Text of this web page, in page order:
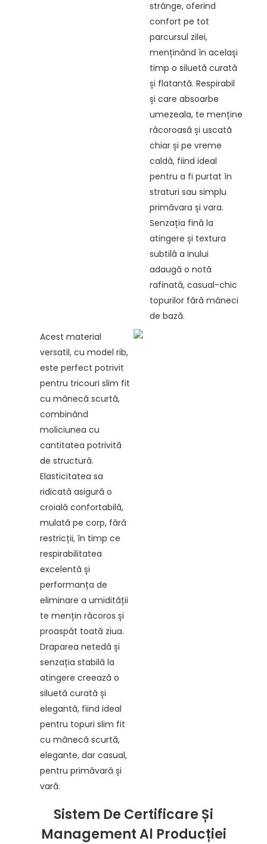
strânge, oferind
confort pe tot
parcursul zilei,
menținând în același
timp o siluetă curată
și flatantă. Respirabil
și care absoarbe
umezeala, te menține
răcoroasă și uscată
chiar și pe vreme
caldă, fiind ideal
pentru a fi purtat în
straturi sau simplu
primăvara și vara.
Senzația fină la
atingere și textura
subtilă a inului
adaugă o notă
rafinată, casual-chic
topurilor fără mâneci
de bază.
Acest material
versatil, cu model rib,
este perfect potrivit
pentru tricouri slim fit
cu mânecă scurtă,
combinând
moliciunea cu
cantitatea potrivită
de structură.
Elasticitatea sa
ridicată asigură o
croială confortabilă,
mulată pe corp, fără
restricții, în timp ce
respirabilitatea
excelentă și
performanța de
eliminare a umidității
te mențin răcoros și
proaspăt toată ziua.
Draparea netedă și
senzația stabilă la
atingere creează o
siluetă curată și
elegantă, fiind ideal
pentru topuri slim fit
cu mânecă scurtă,
elegante, dar casual,
pentru primăvară și
vară.
Sistem De Certificare Și
Management Al Producției